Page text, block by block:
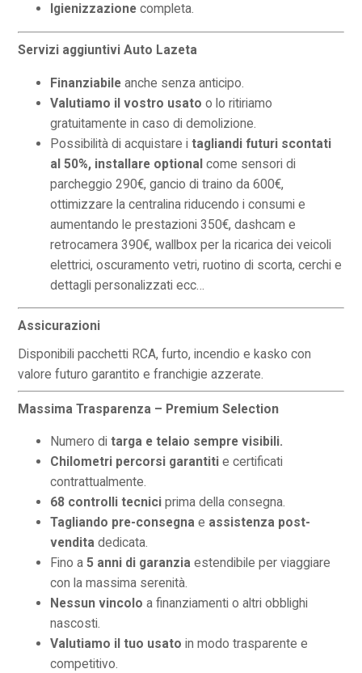
Igienizzazione completa.
Servizi aggiuntivi Auto Lazeta
Finanziabile anche senza anticipo.
Valutiamo il vostro usatoo lo ritiriamo
gratuitamente in caso di demolizione.
Possibilità di acquistare itagliandi futuri scontati
al 50%, installare optional come sensori di
parcheggio 290€, gancio di traino da 600€,
ottimizzare la centralina riducendo i consumi e
aumentando le prestazioni 350€, dashcam e
retrocamera 390€, wallbox per la ricarica dei veicoli
elettrici, oscuramento vetri, ruotino di scorta, cerchi e
dettagli personalizzati ecc…
Assicurazioni
Disponibili pacchetti RCA, furto, incendio e kasko con
valore futuro garantito e franchigie azzerate.
Massima Trasparenza – Premium Selection
Numero ditarga e telaio sempre visibili.
Chilometri percorsi garantiti e certificati
contrattualmente.
68 controlli tecnici prima della consegna.
Tagliando pre-consegna e assistenza post-
vendita dedicata.
Fino a5 anni di garanzia estendibile per viaggiare
con la massima serenità.
Nessun vincolo a finanziamenti o altri obblighi
nascosti.
Valutiamo il tuo usatoin modo trasparente e
competitivo.